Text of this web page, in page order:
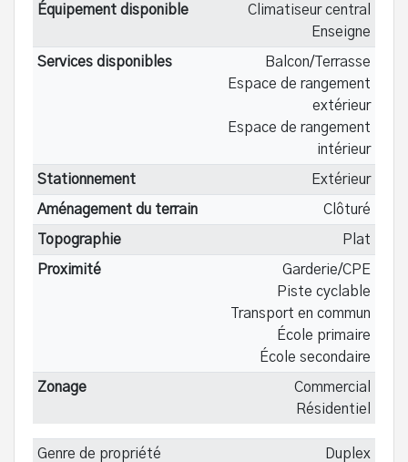
Équipement disponible
Climatiseur central
Enseigne
Services disponibles
Balcon/Terrasse
Espace de rangement
extérieur
Espace de rangement
intérieur
Stationnement Extérieur
Aménagement du terrain Clôturé
Topographie Plat
Proximité
Garderie/CPE
Piste cyclable
Transport en commun
École primaire
École secondaire
Zonage
Commercial
Résidentiel
Genre de propriété Duplex